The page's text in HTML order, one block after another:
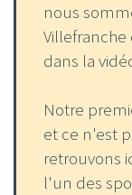
nous
dans la
Notre
et ce n'est
retrouvons
l'un des